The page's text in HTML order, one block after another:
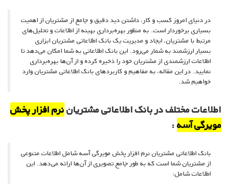
در دنیای امروز کسب و کار، داشتن دید دقیق و جامع از مشتریان از اهمیت
بسیاری برخوردار است. به منظور بهره‌برداری بهینه از اطلاعات و تحلیل‌های
مرتبط با مشتریان، ایجاد و مدیریت یک بانک اطلاعاتی مشتریان ابزاری
بسیار ارزشمند به شمار می‌رود. این بانک اطلاعاتی به شما امکان می‌دهد تا
اطلاعات ارزشمندی از مشتریان خود را ذخیره کرده و از آن‌ها بهره‌برداری
نمایید. در این مقاله، به مفاهیم و کاربردهای بانک اطلاعاتی مشتریان وارد
خواهیم شد.
اطلاعات مختلف در بانک اطلاعاتی مشتریاننرم افزار پخش
مویرگی آسه:
بانک اطلاعاتی مشتریان نرم افزار پخش مویرگی آسه شامل اطلاعات متنوعی
از مشتریان شما است که به طور جامع تصویری از آن‌ها ارائه می‌دهد. این
اطلاعات شامل: